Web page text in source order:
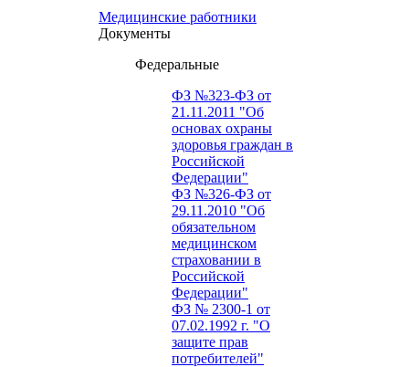
Медицинские работники
Документы
Федеральные
ФЗ №323-ФЗ от
21.11.2011 "Об
основах охраны
здоровья граждан в
Российской
Федерации"
ФЗ №326-ФЗ от
29.11.2010 "Об
обязательном
медицинском
страховании в
Российской
Федерации"
ФЗ № 2300-1 от
07.02.1992 г. "О
защите прав
потребителей"